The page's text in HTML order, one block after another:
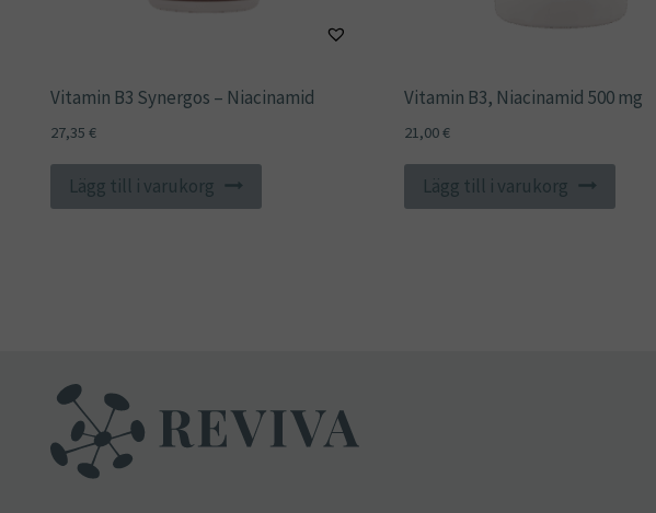
Vitamin B3 Synergos – Niacinamid
27,35 €
Lägg till i varukorg
Vitamin B3, Niacinamid 500 mg
21,00€
Lägg till i varukorg